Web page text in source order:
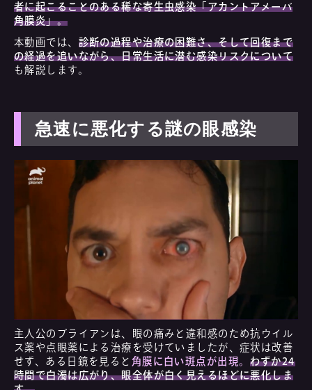
者に起こることのある稀な寄生虫感染「アカントアメーバ
角膜炎」。
本動画では、 診断の過程や治療の困難さ、そして回復まで
の経過を追いながら、日常生活に潜む感染リスクについて
も解説します。
急速に悪化する謎の眼感染
主人公のブライアンは、眼の痛みと違和感のため抗ウイル
ス薬や点眼薬による治療を受けていましたが、症状は改善
せず、ある日鏡を見ると 角膜に白い斑点が出現。 わずか24
時間で白濁は広がり、眼全体が白く見えるほどに悪化しま